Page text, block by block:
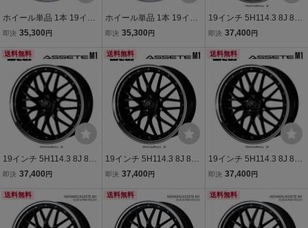
ホイール単品 1本 19イン
チ 8J+45 5H-114.3 NOVA
RIMPOLISH
即決 35,300 円
ホイール単品 1本 19イン
チ 8J+35 5H-114.3 NOVA
RIMPOLISH
即決 35,300 円
19インチ 5H114.3 8J 8J+
45 5穴 ホイール 【1本単
リッシュ NOVARIS ASSE
TE M1 送料無料 ウェッズ
即決 37,400 円
送料無料
19インチ 5H114.3 8J 8J+
45 5穴 ホイール 【1本単
リッシュ NOVARIS ASSE
TE M1 送料無料 ウェッズ
即決 37,400 円
送料無料
19インチ 5H114.3 8J 8J+
35 5穴 ホイール 【1本単
リッシュ NOVARIS ASSE
TE M1 送料無料 ウェッズ
即決 37,400 円
送料無料
19インチ 5H114.3 8J 8J+
35 5穴 ホイール 【1本単
リッシュ NOVARIS ASSE
TE M1 送料無料 ウェッズ
即決 37,400 円
送料無料 送料無料 送料無料